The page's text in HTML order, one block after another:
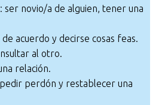
: ser novio/a de alguien, tener una
acuerdo y decirse cosas feas.
al otro.
relación.
perdón y restablecer una